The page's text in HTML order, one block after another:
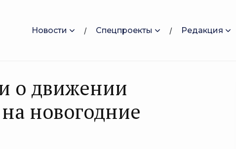
Новости Спецпроекты Редакция
о движении
новогодние